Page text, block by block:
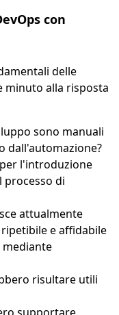
con
delle
minuto alla risposta
sono manuali
dall'automazione?
l'introduzione
di
attualmente
e affidabile
risultare utili